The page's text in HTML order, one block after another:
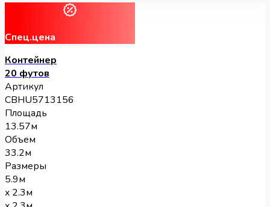
Спец.цена
Контейнер
20 футов
Артикул
CBHU5713156
Площадь
13.57м
Объем
33.2м
Размеры
5.9м
x 2.3м